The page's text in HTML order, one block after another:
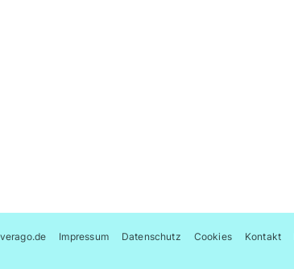
verago.de Impressum Datenschutz Cookies Kontakt